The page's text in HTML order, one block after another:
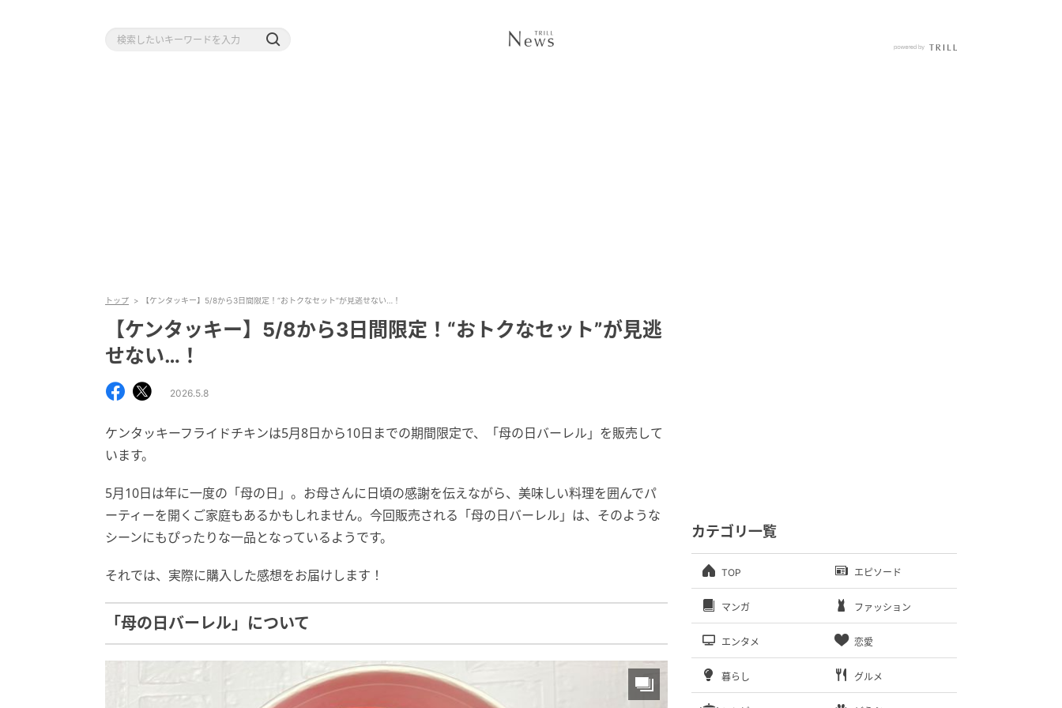
トップ 【ケンタッキー】5/8から3日間限定！“おトクなセット”が見逃せない…！
【ケンタッキー】5/8から3日間限定！“おトクなセット”が見逃
せない…！
2026.5.8
ケンタッキーフライドチキンは5月8日から10日までの期間限定で、「母の日バーレル」を販売して
います。
5月10日は年に一度の「母の日」。お母さんに日頃の感謝を伝えながら、美味しい料理を囲んでパ
ーティーを開くご家庭もあるかもしれません。今回販売される「母の日バーレル」は、そのような
シーンにもぴったりな一品となっているようです。
それでは、実際に購入した感想をお届けします！
「母の日バーレル」について
カテゴリ一覧
TOP エピソード
マンガ ファッション
エンタメ 恋愛
暮らし グルメ